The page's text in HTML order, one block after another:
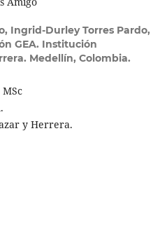
Ingrid-Durley Torres Pardo,
GEA. Institución
Medellín, Colombia.
y Herrera.